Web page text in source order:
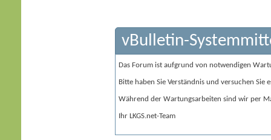
vBulletin-
Das Forum ist aufgrund von notwendigen
Bitte haben Sie Verständnis und versuchen Sie
Während der Wartungsarbeiten sind wir per
Ihr LKGS.net-Team